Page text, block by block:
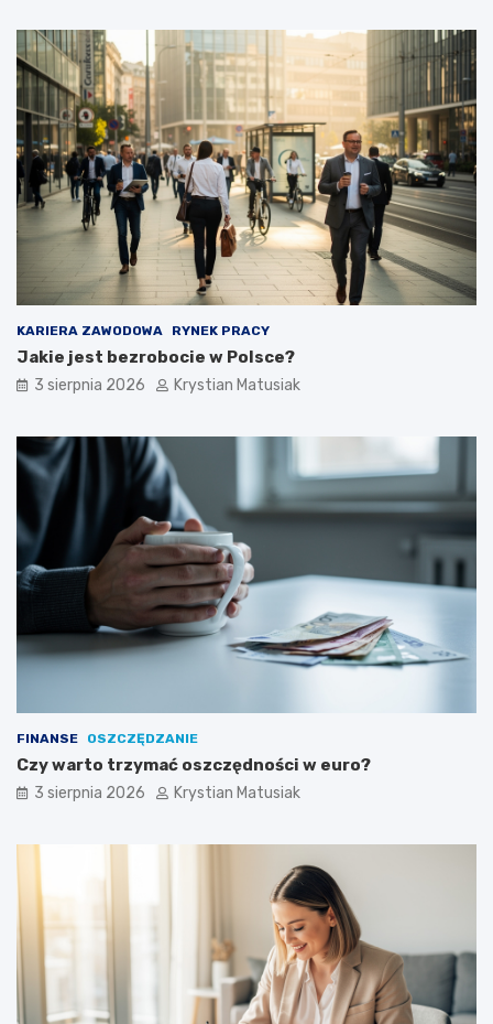
KARIERA ZAWODOWA RYNEK PRACY
Jakie jest bezrobocie w Polsce?
3 sierpnia 2026 Krystian Matusiak
FINANSE OSZCZĘDZANIE
Czy warto trzymać oszczędności w euro?
3 sierpnia 2026 Krystian Matusiak